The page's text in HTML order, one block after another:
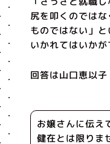
尻を叩くのでは
ものではない」
いかれてはいかが
回答は山口恵以子
お嬢さんに伝え
健在とは限りま